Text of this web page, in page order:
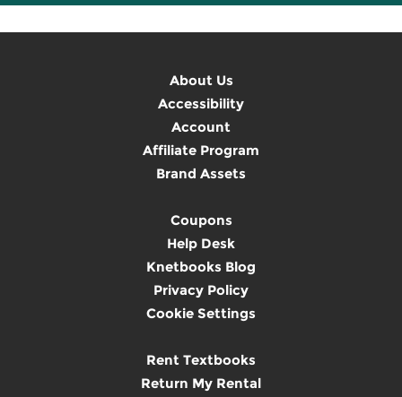
About Us
Accessibility
Account
Affiliate Program
Brand Assets
Coupons
Help Desk
Knetbooks Blog
Privacy Policy
Cookie Settings
Rent Textbooks
Return My Rental